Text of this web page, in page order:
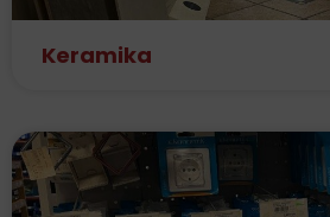
Keramika